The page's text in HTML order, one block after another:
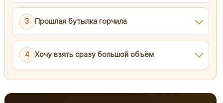
3 Прошлая бутылка горчила
4 Хочу взять сразу большой объём